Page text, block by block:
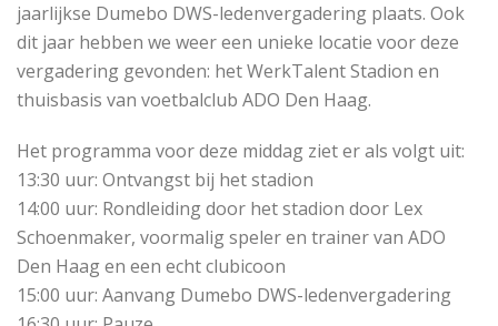
jaarlijkse Dumebo DWS-ledenvergadering plaats. Ook
dit jaar hebben we weer een unieke locatie voor deze
vergadering gevonden: het WerkTalent Stadion en
thuisbasis van voetbalclub ADO Den Haag.
Het programma voor deze middag ziet er als volgt uit:
13:30 uur: Ontvangst bij het stadion
14:00 uur: Rondleiding door het stadion door Lex
Schoenmaker, voormalig speler en trainer van ADO
Den Haag en een echt clubicoon
15:00 uur: Aanvang Dumebo DWS-ledenvergadering